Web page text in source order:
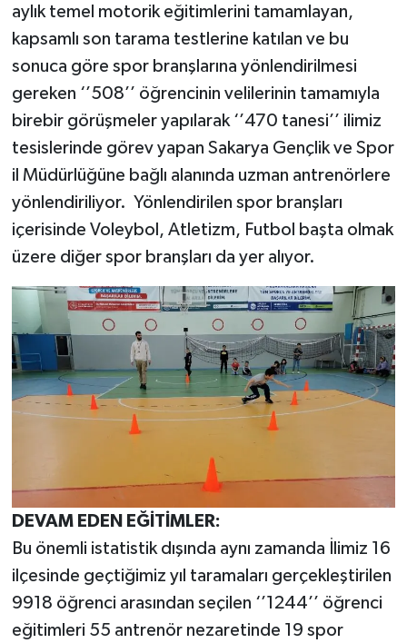
aylık temel motorik eğitimlerini tamamlayan,
kapsamlı son tarama testlerine katılan ve bu
sonuca göre spor branşlarına yönlendirilmesi
gereken ‘’508’’ öğrencinin velilerinin tamamıyla
birebir görüşmeler yapılarak ‘’470 tanesi’’ ilimiz
tesislerinde görev yapan Sakarya Gençlik ve Spor
il Müdürlüğüne bağlı alanında uzman antrenörlere
yönlendiriliyor. Yönlendirilen spor branşları
içerisinde Voleybol, Atletizm, Futbol başta olmak
üzere diğer spor branşları da yer alıyor.
DEVAM EDEN EĞİTİMLER:
Bu önemli istatistik dışında aynı zamanda İlimiz 16
ilçesinde geçtiğimiz yıl taramaları gerçekleştirilen
9918 öğrenci arasından seçilen ‘’1244’’ öğrenci
eğitimleri 55 antrenör nezaretinde 19 spor